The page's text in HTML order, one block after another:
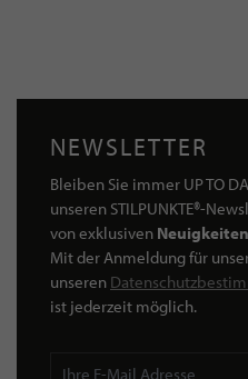
NEWSLETTER
Bleiben Sie immer UP TO
unseren STILPUNKTE®-
von exklusiven
Mit der Anmeldung für
unseren
ist jederzeit möglich.